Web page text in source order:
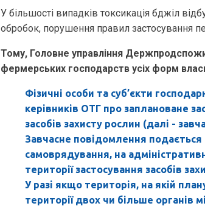
У більшості випадків токсикація бджіл
обробок, порушення правил застосування
Тому, Головне управління
фермерських господарств усіх форм
Фізичні особи та суб’єкти
керівників ОТГ про заплановане
засобів захисту рослин (далі -
Завчасне повідомлення
самоврядування, на
території застосування засобів
У разі якщо територія, на якій
території двох чи більше органів